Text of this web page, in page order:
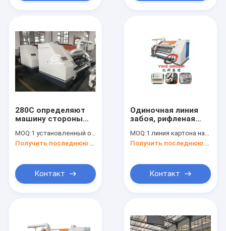
280С определяют
машину стороны
производственной
линии картона
MOQ:1 установленный одиночный обкладчик
Контакт
Одиночная линия
забоя, рифленая
делать коробки
1400мм для
MOQ:1 линия картона набора рифленая
Контакт